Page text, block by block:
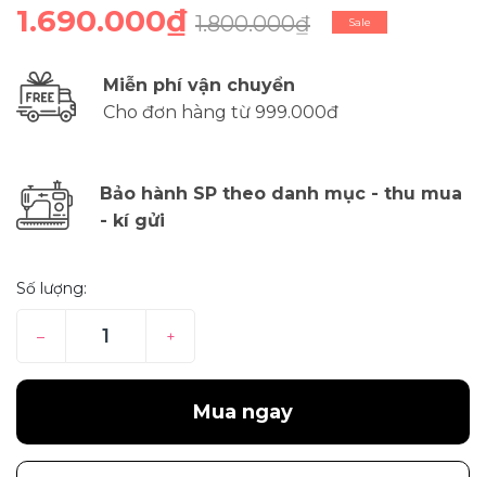
1.690.000₫ 1.800.000₫ Sale
Miễn phí vận chuyển
Cho đơn hàng từ 999.000đ
Bảo hành SP theo danh mục - thu mua
- kí gửi
Số lượng:
– +
Mua ngay